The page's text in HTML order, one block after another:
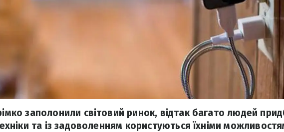
заполонили світовий ринок, відтак багато людей
та із задоволенням користуються їхніми